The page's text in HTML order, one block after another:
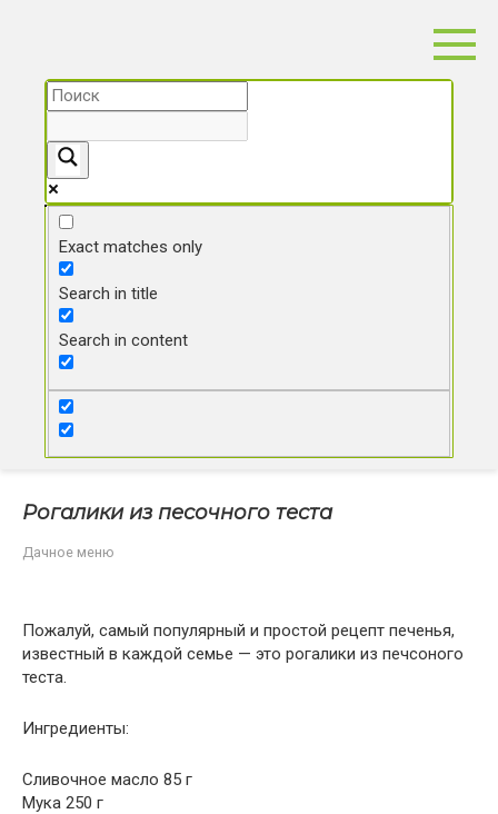
Exact matches only
Search in title
Search in content
Рогалики из песочного теста
Дачное меню
Пожалуй, самый популярный и простой рецепт печенья,
известный в каждой семье — это рогалики из печсоного
теста.
Ингредиенты:
Сливочное масло 85 г
Мука 250 г